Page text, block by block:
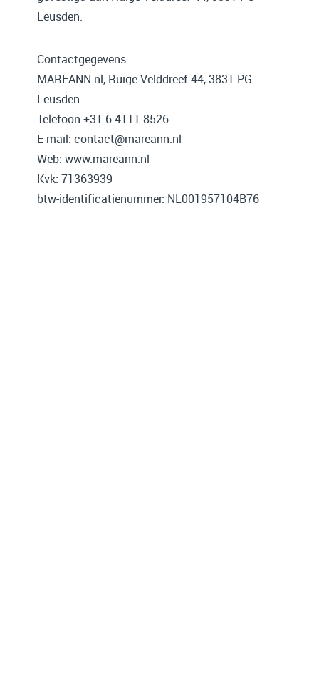
Leusden.
Contactgegevens:
MAREANN.nl, Ruige Velddreef 44, 3831 PG
Leusden
Telefoon +31 6 4111 8526
E-mail: contact@mareann.nl
Web: www.mareann.nl
Kvk: 71363939
btw-identificatienummer: NL001957104B76